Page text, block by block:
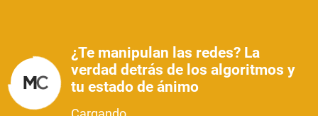
¿Te manipulan las redes? La
verdad detrás de los algoritmos y
tu estado de ánimo